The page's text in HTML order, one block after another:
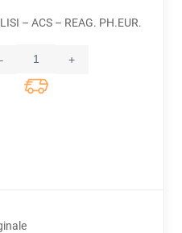
– ACS – REAG. PH.EUR.
Quantity+